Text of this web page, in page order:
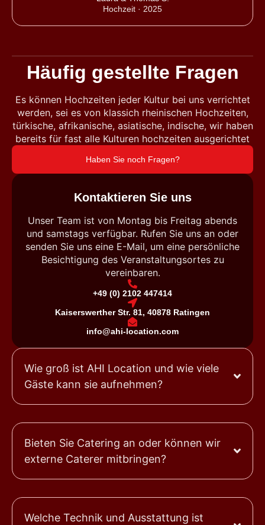
Hochzeit · 2025
Häufig gestellte Fragen
Es können Hochzeiten jeder Kultur bei uns verrichtet
werden, sei es von klassich rheinischen Hochzeiten,
türkische, afrikanische, asiatische, indische, wir haben
bereits für fast alle Kulturen hochzeiten ausgerichtet
Haben Sie noch Fragen?
Kontaktieren Sie uns
Unser Team ist von Montag bis Freitag abends
und samstags verfügbar. Rufen Sie uns an oder
senden Sie uns eine E-Mail, um eine persönliche
Besichtigung des Veranstaltungsortes zu
vereinbaren.
+49 (0) 2102 447414
Kaiserswerther Str. 81, 40878 Ratingen
info@ahi-location.com
Wie groß ist AHI Location und wie viele
Gäste kann sie aufnehmen?
Bieten Sie Catering an oder können wir
externe Caterer mitbringen?
Welche Technik und Ausstattung ist